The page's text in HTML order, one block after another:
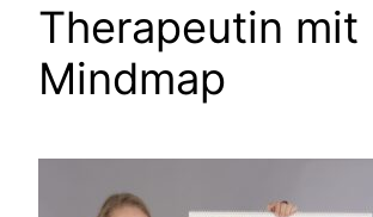
Therapeutin mit
Mindmap